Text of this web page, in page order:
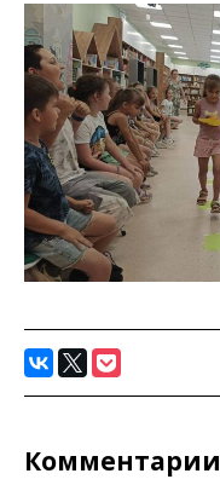
Комментарии